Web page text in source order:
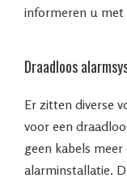
informeren u met
Draadloos
Er zitten diverse
voor een
geen kabels
alarminstallatie.